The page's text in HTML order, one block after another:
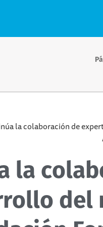
la colaboración de
la
del